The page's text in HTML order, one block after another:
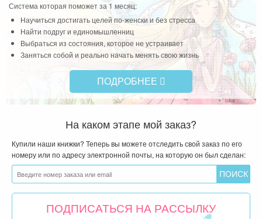
Система которая поможет за 1 месяц:
Научиться достигать целей по-женски и без стресса
Найти подруг и единомышленниц
Выбраться из состояния, которое не устраивает
Заняться собой и реально начать менять свою жизнь
ПОДРОБНЕЕ
На каком этапе мой заказ?
Купили наши книжки? Теперь вы можете отследить свой заказ по его
номеру или по адресу электронной почты, на которую он был сделан:
ПОДПИСАТЬСЯ НА РАССЫЛКУ